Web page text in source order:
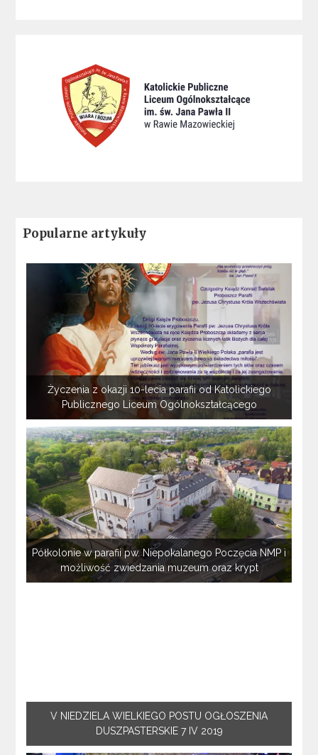
Popularne artykuły
Życzenia z okazji 10-lecia parafii od Katolickiego
Publicznego Liceum Ogólnokształcącego
Półkolonie w parafii pw. Niepokalanego Poczęcia NMP i
możliwość zwiedzania muzeum oraz krypt
V NIEDZIELA WIELKIEGO POSTU OGŁOSZENIA
DUSZPASTERSKIE 7 IV 2019